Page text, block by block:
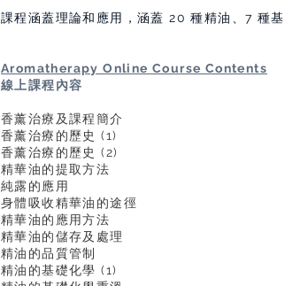
課程涵蓋理論和應用，涵蓋 20 種精油、7 種
Aromatherapy Online Course Contents
線上課程內容
香薰治療及課程簡介
香薰治療的歷史 (1)
香薰治療的歷史 (2)
精華油的提取方法
純露的應用
身體吸收精華油的途徑
精華油的應用方法
精華油的儲存及處理
精油的品質管制
精油的基礎化學 (1)